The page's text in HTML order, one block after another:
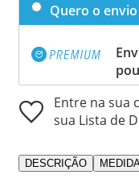
Quero o
Entre na sua
sua Lista de
DESCRIÇÃO